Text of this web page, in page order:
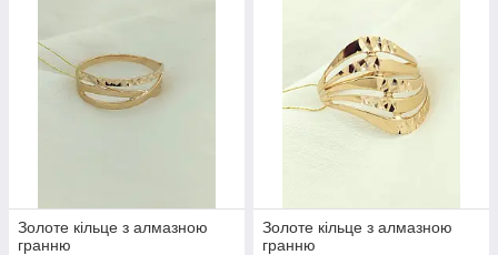
Золоте кільце з алмазною
гранню
Золоте кільце з алмазною
гранню